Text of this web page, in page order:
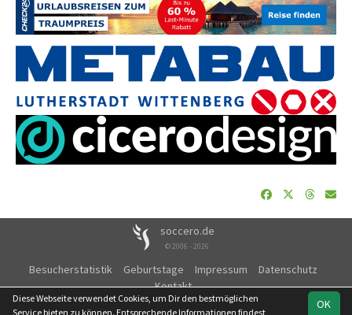
soccero.de
© 2006 - 2026
Besucherstatistik Geburtstage Impressum
Datenschutz
Kontakt
OK
Diese Webseite verwendet Cookies, um Dir den bestmöglichen
Service bieten zu können. Entsprechende Informationen findest